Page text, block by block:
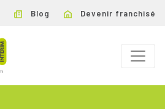
Blog Devenir franchisé